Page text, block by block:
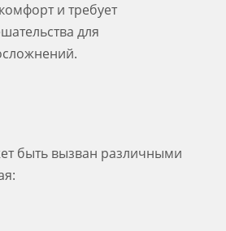
и требует
для
быть вызван различными